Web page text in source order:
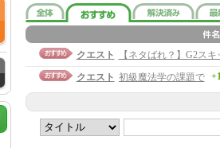
クエスト
【ネタばれ？】G2ス
クエスト 初級魔法学の課題で